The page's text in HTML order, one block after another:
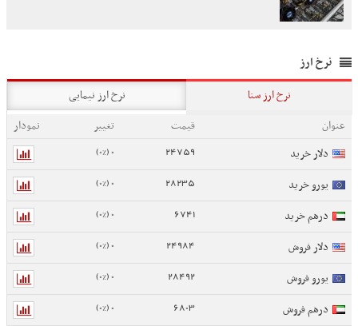
نرخ ارز
نرخ ارز سنا
نرخ ارز نیمایی
عنوان
قیمت تغییر
نمودار
دلار خرید
24759
0 (0%)
یورو خرید 28235
0 (0%)
درهم خرید 6741
0 (0%)
دلار فروش 24984
0 (0%)
یورو فروش 28492
0 (0%)
درهم فروش 6803
0 (0%)